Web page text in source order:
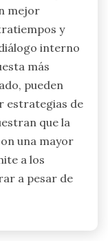
mejor
y
interno
más
pueden
estrategias de
que la
una mayor
a los
a pesar de